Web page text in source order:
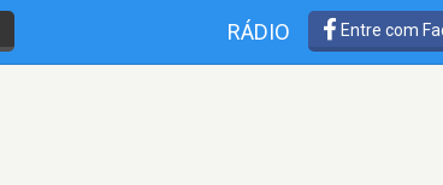
RÁDIO Entre com